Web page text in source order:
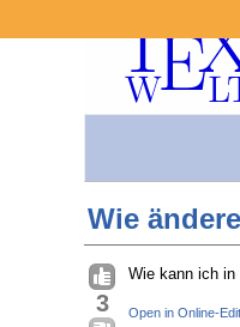
Wie
3
Wie kann ich in
Open in Online-